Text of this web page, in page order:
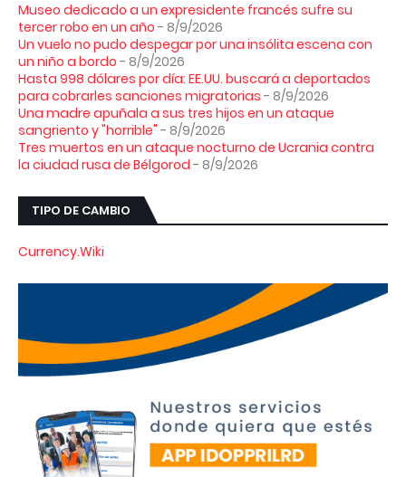
Museo dedicado a un expresidente francés sufre su
tercer robo en un año - 8/9/2026
Un vuelo no pudo despegar por una insólita escena con
un niño a bordo - 8/9/2026
Hasta 998 dólares por día: EE.UU. buscará a deportados
para cobrarles sanciones migratorias - 8/9/2026
Una madre apuñala a sus tres hijos en un ataque
sangriento y "horrible" - 8/9/2026
Tres muertos en un ataque nocturno de Ucrania contra
la ciudad rusa de Bélgorod - 8/9/2026
TIPO DE CAMBIO
Currency.Wiki